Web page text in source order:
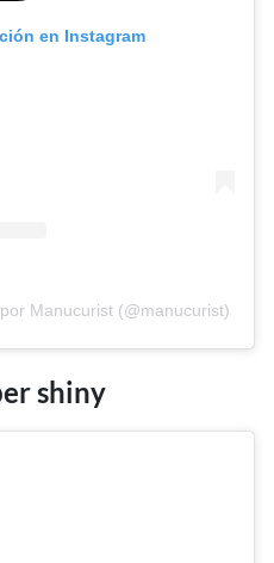
en Instagram
Manucurist (@manucurist)
shiny